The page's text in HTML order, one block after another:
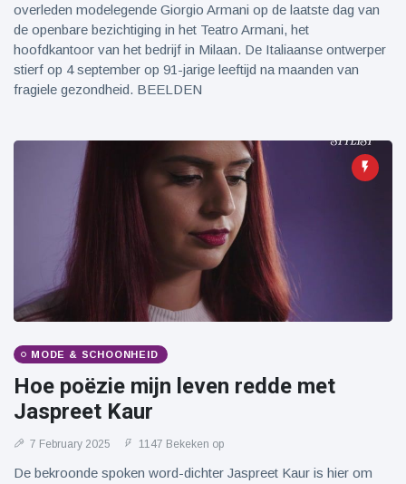
overleden modelegende Giorgio Armani op de laatste dag van
de openbare bezichtiging in het Teatro Armani, het
hoofdkantoor van het bedrijf in Milaan. De Italiaanse ontwerper
stierf op 4 september op 91-jarige leeftijd na maanden van
fragiele gezondheid. BEELDEN
MODE & SCHOONHEID
Hoe poëzie mijn leven redde met
Jaspreet Kaur
7 February 2025 1147 Bekeken op
De bekroonde spoken word-dichter Jaspreet Kaur is hier om